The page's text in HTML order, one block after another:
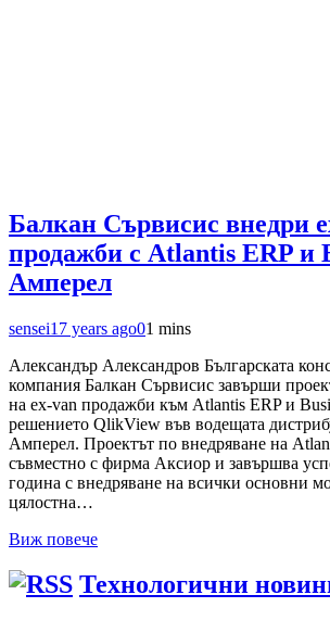
Балкан Сървисис внедри
продажби с Atlantis ERP и
Амперел
sensei17 years ago01 mins
Александър Александров Българската
компания Балкан Сървисис завърши
на ex-van продажби към Atlantis ERP и
решението QlikView във водещата
Амперел. Проектът по внедряване на
съвместно с фирма Аксиор и завършва
година с внедряване на всички основни
цялостна…
Виж повече
Технологични